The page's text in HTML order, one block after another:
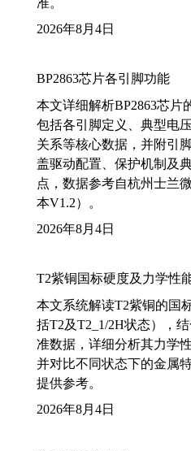
准。
2026年8月4日
BP2863芯片各引脚功能
本文详细解析BP2863芯片
包括各引脚定义、典型电
关系等核心数据，并附引
盖驱动配置、保护机制及
点，数据参考自杭州士兰
本V1.2）。
2026年8月4日
T2紫铜国标硬度及力学性
本文系统解读T2紫铜的国
括T2及T2_1/2H状态），
准数据，详细分析其力学
并对比不同状态下的金属
提供参考。
2026年8月4日